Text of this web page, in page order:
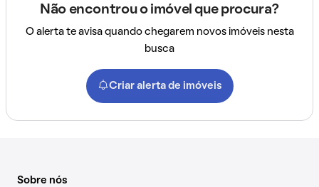
Não encontrou o imóvel que procura?
O alerta te avisa quando chegarem novos imóveis nesta
busca
Criar alerta de imóveis
Sobre nós